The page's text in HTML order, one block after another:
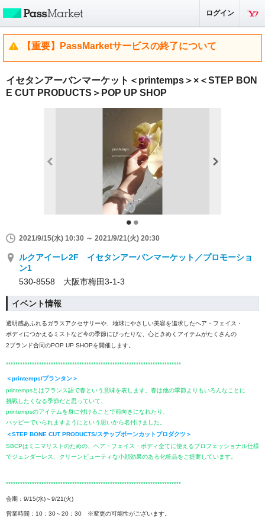
ログイン
【重要】PassMarketサービスの終了について
イセタンアーバンマーケット＜printemps＞×＜STEP BON
E CUT PRODUCTS＞POP UP SHOP
2021/9/15(水) 10:30 ～ 2021/9/21(火) 20:30
ルクアイーレ2F イセタンアーバンマーケット／プロモーショ
ン1
530-8558 大阪市梅田3-1-3
イベント情報
透明感あふれるガラスアクセサリーや、地球にやさしい美容を追求したヘア・フェイス・
ボディにつかえるミストなど今の季節にぴったりな、心ときめくアイテムがたくさんの
2ブランド合同のPOP UP SHOPを開催します。
**************************************************************************
＜printemps/プランタン＞
printempsとはフランス語で春という意味を表します。春は他の季節よりもいろんなことに
挑戦したくなる季節だと思っていて、
printempsのアイテムを身に付けることで前向きになれたり、
ハッピーでいられますようにという思いから名付けました。
＜STEP BONE CUT PRODUCTS/ステップボーンカットプロダクツ＞
SBCPはミニマリストのための、ヘア・フェイス・ボディ全てに使えるプロフェッショナル仕様
でジェンダーレス、 クリーンビューティな小顔効果のある化粧品をご提案しています。
**************************************************************************
会期：9/15(水)～9/21(火)
営業時間：10：30～20：30 ※変更の可能性がございます。